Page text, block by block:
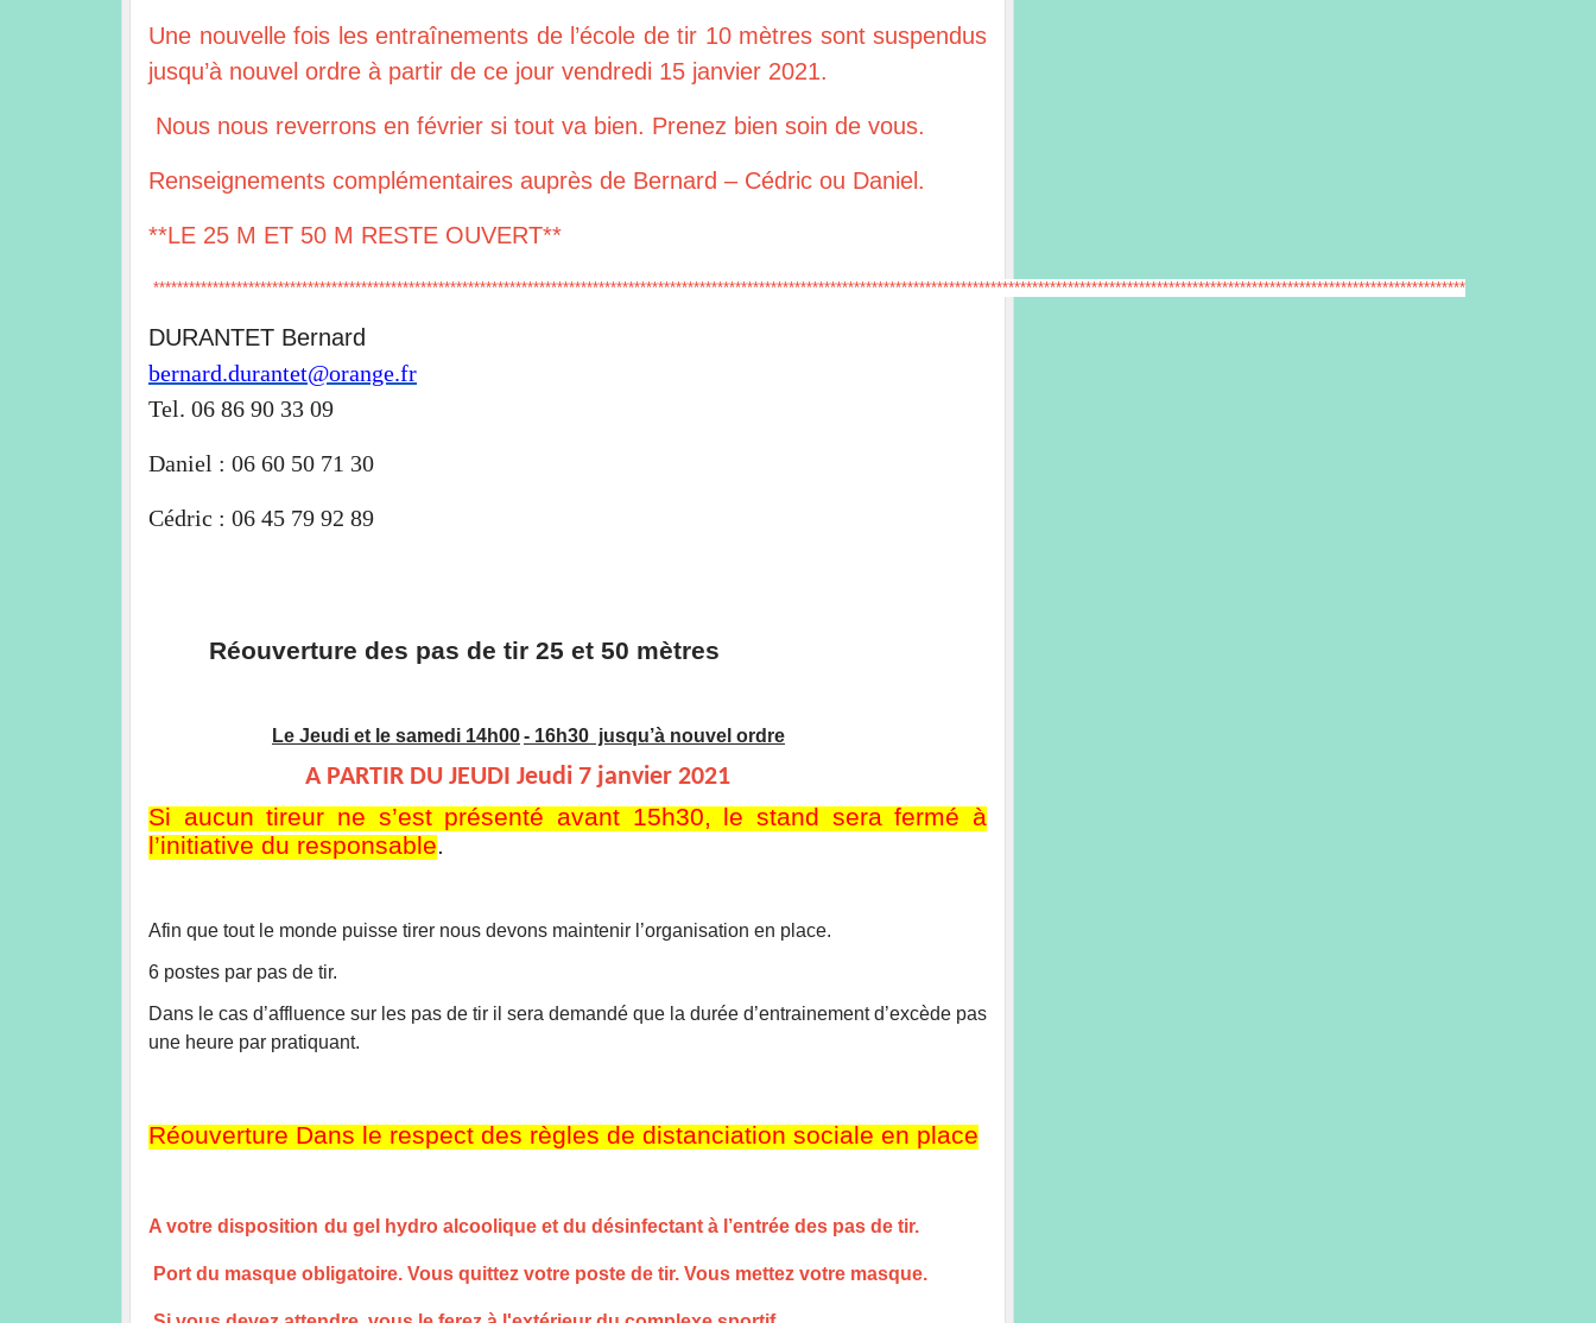
Une nouvelle fois les entraînements de l’école de tir 10 mètres sont suspendus
jusqu’à nouvel ordre à partir de ce jour vendredi 15 janvier 2021.
Nous nous reverrons en février si tout va bien. Prenez bien soin de vous.
Renseignements complémentaires auprès de Bernard – Cédric ou Daniel.
**LE 25 M ET 50 M RESTE OUVERT**
*****************************************************************************************************************************************************************************************************************************
DURANTET Bernard
bernard.durantet@orange.fr
Tel. 06 86 90 33 09
Daniel : 06 60 50 71 30
Cédric : 06 45 79 92 89
Réouverture des pas de tir 25 et 50 mètres
Le Jeudi et le samedi 14h00- 16h30 jusqu’à nouvel ordre
A PARTIR DU JEUDI Jeudi 7 janvier 2021
Si aucun tireur ne s’est présenté avant 15h30, le stand sera fermé à
l’initiative du responsable.
Afin que tout le monde puisse tirer nous devons maintenir l’organisation en place.
6 postes par pas de tir.
Dans le cas d’affluence sur les pas de tir il sera demandé que la durée d’entrainement d’excède pas
une heure par pratiquant.
Réouverture Dans le respect des règles de distanciation sociale en place
A votre disposition du gel hydro alcoolique et du désinfectant à l’entrée des pas de tir.
Port du masque obligatoire. Vous quittez votre poste de tir. Vous mettez votre masque.